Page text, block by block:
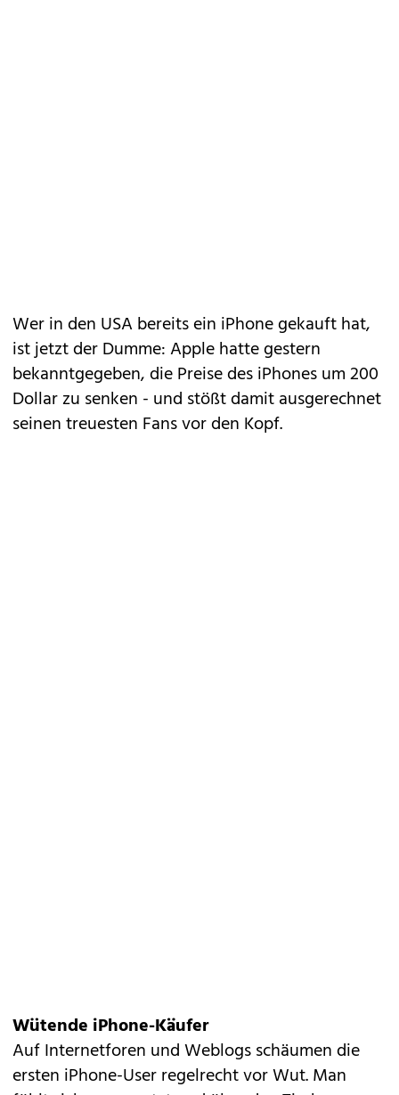
Wer in den USA bereits ein iPhone gekauft hat,
ist jetzt der Dumme: Apple hatte gestern
bekanntgegeben, die Preise des iPhones um 200
Dollar zu senken - und stößt damit ausgerechnet
seinen treuesten Fans vor den Kopf.
Wütende iPhone-Käufer
Auf Internetforen und Weblogs schäumen die
ersten iPhone-User regelrecht vor Wut. Man